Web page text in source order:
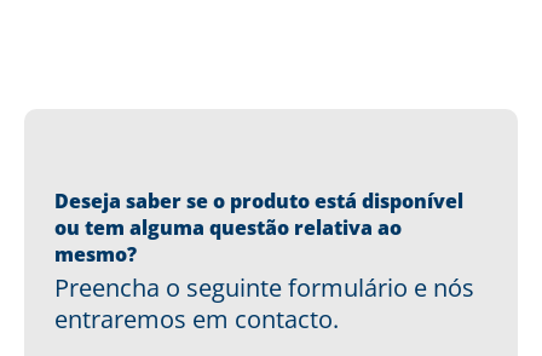
Deseja saber se o produto está disponível
ou tem alguma questão relativa ao
mesmo?
Preencha o seguinte formulário e nós
entraremos em contacto.